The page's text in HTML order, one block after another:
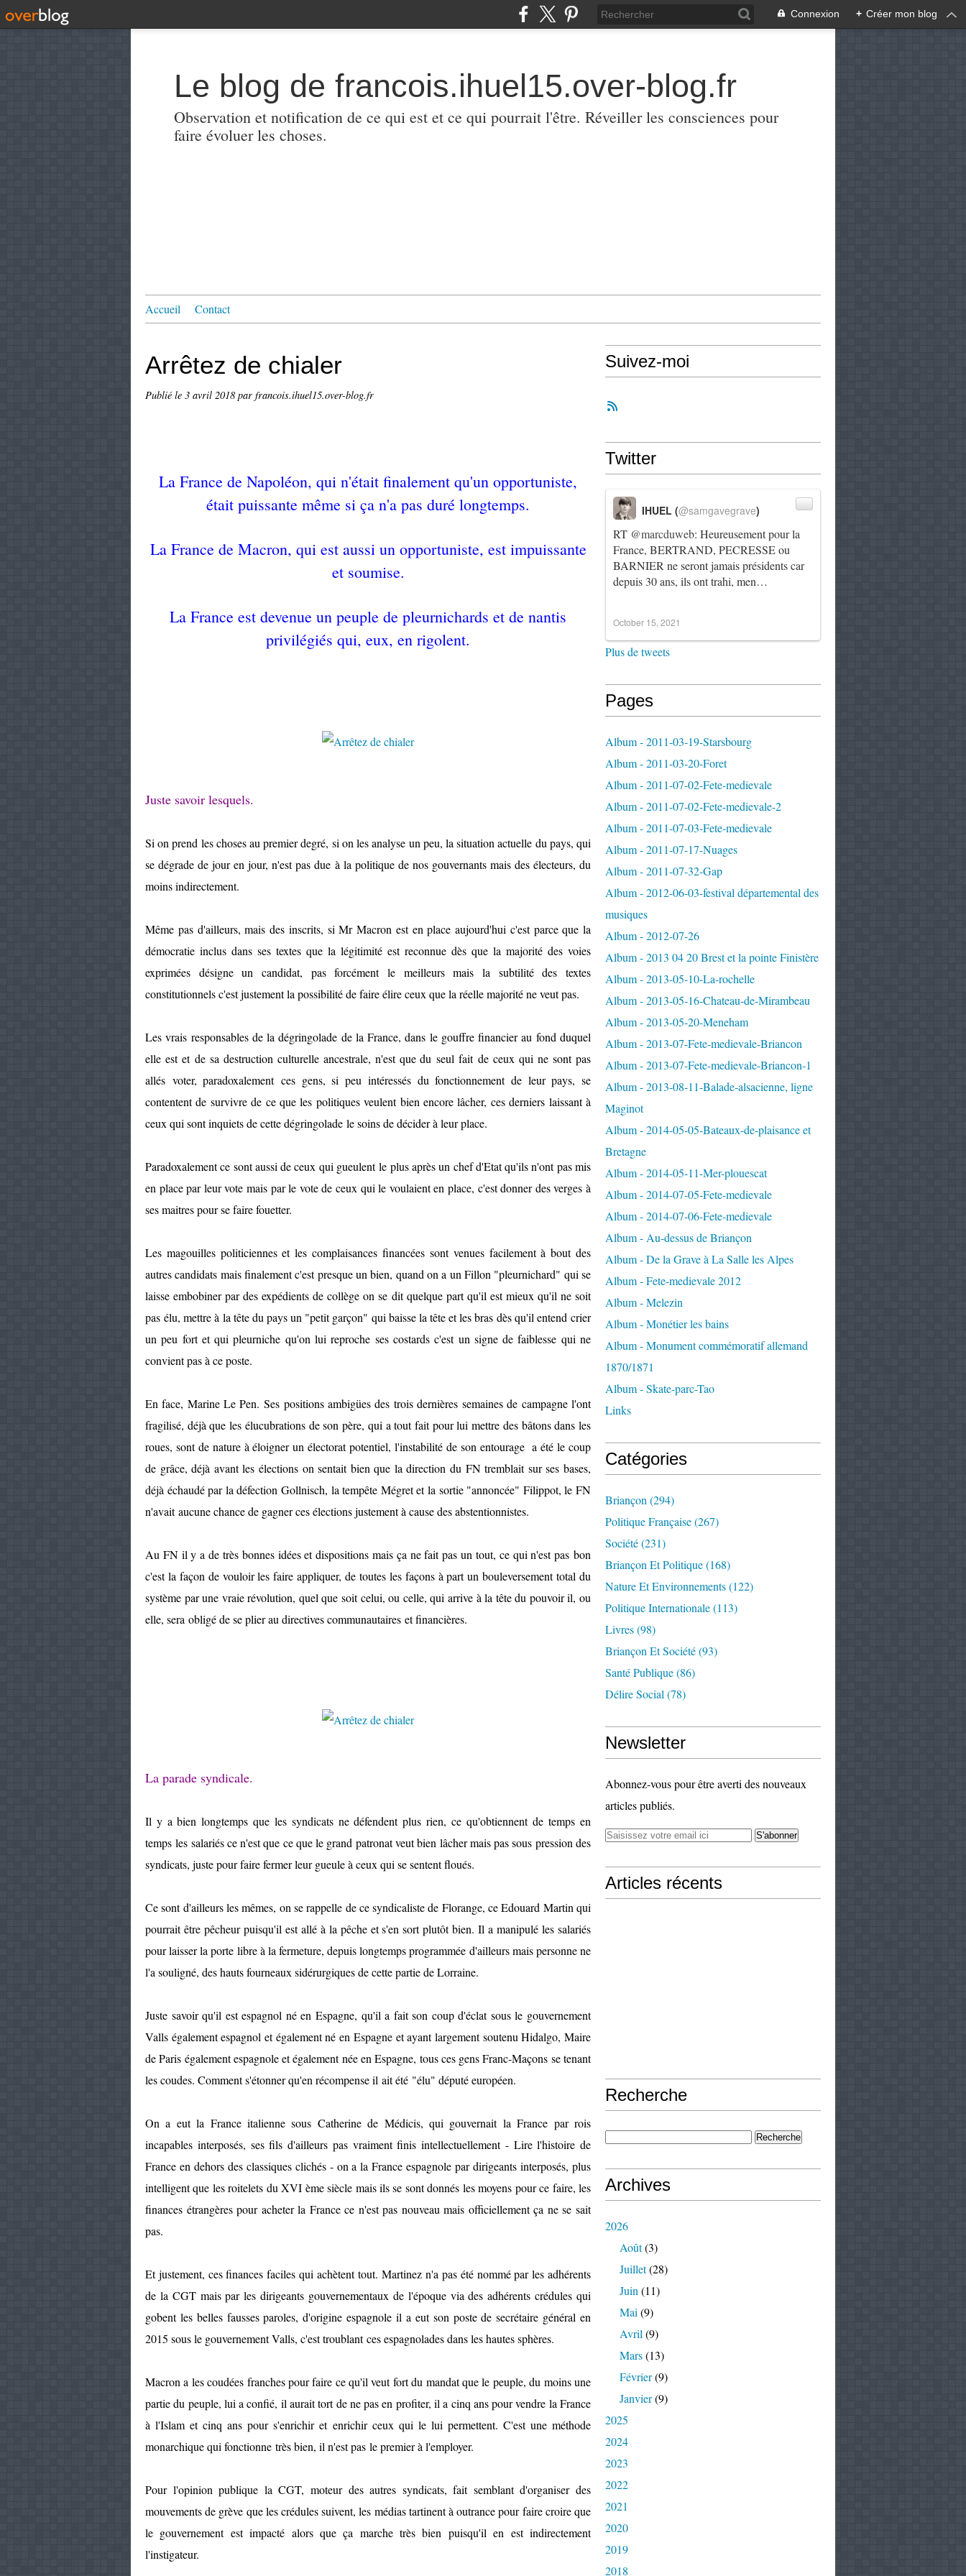
Connexion + Créer mon blog
Le blog de francois.ihuel15.over-blog.fr
Observation et notification de ce qui est et ce qui pourrait l'être. Réveiller les consciences pour
faire évoluer les choses.
Accueil Contact
Arrêtez de chialer
Publié le 3 avril 2018 par francois.ihuel15.over-blog.fr
La France de Napoléon, qui n'était finalement qu'un opportuniste,
était puissante même si ça n'a pas duré longtemps.
La France de Macron, qui est aussi un opportuniste, est impuissante
et soumise.
La France est devenue un peuple de pleurnichards et de nantis
privilégiés qui, eux, en rigolent.
Juste savoir lesquels.
Si on prend les choses au premier degré, si on les analyse un peu, la situation actuelle du pays, qui
se dégrade de jour en jour, n'est pas due à la politique de nos gouvernants mais des électeurs, du
moins indirectement.
Même pas d'ailleurs, mais des inscrits, si Mr Macron est en place aujourd'hui c'est parce que la
démocratie inclus dans ses textes que la légitimité est reconnue dès que la majorité des voies
exprimées désigne un candidat, pas forcément le meilleurs mais la subtilité des textes
constitutionnels c'est justement la possibilité de faire élire ceux que la réelle majorité ne veut pas.
Les vrais responsables de la dégringolade de la France, dans le gouffre financier au fond duquel
elle est et de sa destruction culturelle ancestrale, n'est que du seul fait de ceux qui ne sont pas
allés voter, paradoxalement ces gens, si peu intéressés du fonctionnement de leur pays, se
contentent de survivre de ce que les politiques veulent bien encore lâcher, ces derniers laissant à
ceux qui sont inquiets de cette dégringolade le soins de décider à leur place.
Paradoxalement ce sont aussi de ceux qui gueulent le plus après un chef d'Etat qu'ils n'ont pas mis
en place par leur vote mais par le vote de ceux qui le voulaient en place, c'est donner des verges à
ses maitres pour se faire fouetter.
Les magouilles politiciennes et les complaisances financées sont venues facilement à bout des
autres candidats mais finalement c'est presque un bien, quand on a un Fillon "pleurnichard" qui se
laisse embobiner par des expédients de collège on se dit quelque part qu'il est mieux qu'il ne soit
pas élu, mettre à la tête du pays un "petit garçon" qui baisse la tête et les bras dès qu'il entend crier
un peu fort et qui pleurniche qu'on lui reproche ses costards c'est un signe de faiblesse qui ne
convient pas à ce poste.
En face, Marine Le Pen. Ses positions ambigües des trois dernières semaines de campagne l'ont
fragilisé, déjà que les élucubrations de son père, qui a tout fait pour lui mettre des bâtons dans les
roues, sont de nature à éloigner un électorat potentiel, l'instabilité de son entourage a été le coup
de grâce, déjà avant les élections on sentait bien que la direction du FN tremblait sur ses bases,
déjà échaudé par la défection Gollnisch, la tempête Mégret et la sortie "annoncée" Filippot, le FN
n'avait aucune chance de gagner ces élections justement à cause des abstentionnistes.
Au FN il y a de très bonnes idées et dispositions mais ça ne fait pas un tout, ce qui n'est pas bon
c'est la façon de vouloir les faire appliquer, de toutes les façons à part un bouleversement total du
système par une vraie révolution, quel que soit celui, ou celle, qui arrive à la tête du pouvoir il, ou
elle, sera obligé de se plier au directives communautaires et financières.
La parade syndicale.
Il y a bien longtemps que les syndicats ne défendent plus rien, ce qu'obtiennent de temps en
temps les salariés ce n'est que ce que le grand patronat veut bien lâcher mais pas sous pression des
syndicats, juste pour faire fermer leur gueule à ceux qui se sentent floués.
Ce sont d'ailleurs les mêmes, on se rappelle de ce syndicaliste de Florange, ce Edouard Martin qui
pourrait être pêcheur puisqu'il est allé à la pêche et s'en sort plutôt bien. Il a manipulé les salariés
pour laisser la porte libre à la fermeture, depuis longtemps programmée d'ailleurs mais personne ne
l'a souligné, des hauts fourneaux sidérurgiques de cette partie de Lorraine.
Juste savoir qu'il est espagnol né en Espagne, qu'il a fait son coup d'éclat sous le gouvernement
Valls également espagnol et également né en Espagne et ayant largement soutenu Hidalgo, Maire
de Paris également espagnole et également née en Espagne, tous ces gens Franc-Maçons se tenant
les coudes. Comment s'étonner qu'en récompense il ait été "élu" député européen.
On a eut la France italienne sous Catherine de Médicis, qui gouvernait la France par rois
incapables interposés, ses fils d'ailleurs pas vraiment finis intellectuellement - Lire l'histoire de
France en dehors des classiques clichés - on a la France espagnole par dirigeants interposés, plus
intelligent que les roitelets du XVI ème siècle mais ils se sont donnés les moyens pour ce faire, les
finances étrangères pour acheter la France ce n'est pas nouveau mais officiellement ça ne se sait
pas.
Et justement, ces finances faciles qui achètent tout. Martinez n'a pas été nommé par les adhérents
de la CGT mais par les dirigeants gouvernementaux de l'époque via des adhérents crédules qui
gobent les belles fausses paroles, d'origine espagnole il a eut son poste de secrétaire général en
2015 sous le gouvernement Valls, c'est troublant ces espagnolades dans les hautes sphères.
Macron a les coudées franches pour faire ce qu'il veut fort du mandat que le peuple, du moins une
partie du peuple, lui a confié, il aurait tort de ne pas en profiter, il a cinq ans pour vendre la France
à l'Islam et cinq ans pour s'enrichir et enrichir ceux qui le lui permettent. C'est une méthode
monarchique qui fonctionne très bien, il n'est pas le premier à l'employer.
Pour l'opinion publique la CGT, moteur des autres syndicats, fait semblant d'organiser des
mouvements de grève que les crédules suivent, les médias tartinent à outrance pour faire croire que
le gouvernement est impacté alors que ça marche très bien puisqu'il en est indirectement
l'instigateur.
Suivez-moi
Twitter
RT @marcduweb: Heureusement pour la
France, BERTRAND, PECRESSE ou
BARNIER ne seront jamais présidents car
depuis 30 ans, ils ont trahi, men…
IHUEL (@samgavegrave)
October 15, 2021
Plus de tweets
Pages
Album - 2011-03-19-Starsbourg
Album - 2011-03-20-Foret
Album - 2011-07-02-Fete-medievale
Album - 2011-07-02-Fete-medievale-2
Album - 2011-07-03-Fete-medievale
Album - 2011-07-17-Nuages
Album - 2011-07-32-Gap
Album - 2012-06-03-festival départemental des
musiques
Album - 2012-07-26
Album - 2013 04 20 Brest et la pointe Finistère
Album - 2013-05-10-La-rochelle
Album - 2013-05-16-Chateau-de-Mirambeau
Album - 2013-05-20-Meneham
Album - 2013-07-Fete-medievale-Briancon
Album - 2013-07-Fete-medievale-Briancon-1
Album - 2013-08-11-Balade-alsacienne, ligne
Maginot
Album - 2014-05-05-Bateaux-de-plaisance et
Bretagne
Album - 2014-05-11-Mer-plouescat
Album - 2014-07-05-Fete-medievale
Album - 2014-07-06-Fete-medievale
Album - Au-dessus de Briançon
Album - De la Grave à La Salle les Alpes
Album - Fete-medievale 2012
Album - Melezin
Album - Monétier les bains
Album - Monument commémoratif allemand
1870/1871
Album - Skate-parc-Tao
Links
Catégories
Briançon (294)
Politique Française(267)
Société(231)
Briançon Et Politique(168)
Nature Et Environnements(122)
Politique Internationale(113)
Livres(98)
Briançon Et Société(93)
Santé Publique(86)
Délire Social (78)
Newsletter
Abonnez-vous pour être averti des nouveaux
articles publiés.
Articles récents
Recherche
Archives
2026
Août(3)
Juillet(28)
Juin (11)
Mai (9)
Avril (9)
Mars(13)
Février(9)
Janvier(9)
2025
2024
2023
2022
2021
2020
2019
2018